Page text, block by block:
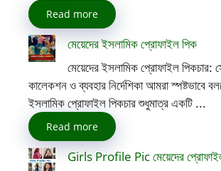
Read more
মেয়েদের ইসলামিক প্রোফাইল পিক
মেয়েদের ইসলামিক প্রোফাইল পিকচার:
কালেকশন ও ব্যবহার নির্দেশিকা আমরা স্পষ্টভাবে
ইসলামিক প্রোফাইল পিকচার শুধুমাত্র একটি ...
Read more
Girls Profile Pic মেয়েদের